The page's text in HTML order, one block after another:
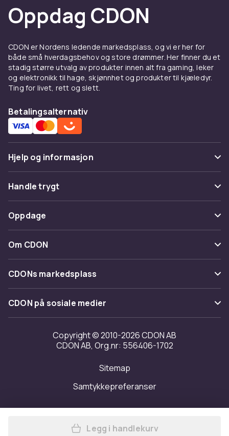
Oppdag CDON
CDON er Nordens ledende markedsplass, og vi er her for
både små hverdagsbehov og store drømmer. Her finner du et
stadig større utvalg av produkter innen alt fra gaming, leker
og elektronikk til hage, skjønnhet og produkter til kjæledyr.
Ting for livet, rett og slett.
Betalingsalternativ
Hjelp og informasjon
Vanlige spørsmål
Spor pakke
Angre & returner her
Kontakt oss
Handle trygt
Betaling
Levering
Tilbakekallinger
Oppdage
Kategorier
Varemerker
Om CDON
Om oss
Kundeanmeldelser
Jobbe på CDON
Investor relations
Tilgjengelighet
CDONs markedsplass
Merchant Help Center
CDON på sosiale medier
Copyright © 2010-2026 CDON AB
CDON AB, Org.nr: 556406-1702
Sitemap
Samtykkepreferanser
Legg Disney Womens/
Legg i handlekurv